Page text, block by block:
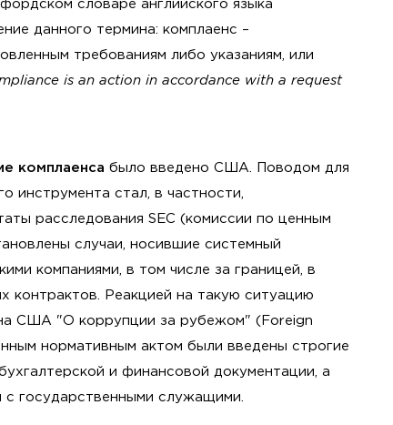
словаре английского языка
данного термина: комплаенс –
требованиям либо указаниям, или
is an action in accordance with a request
комплаенса было введено США. Поводом для
инструмента стал, в частности,
расследования SEC (комиссии по ценным
случаи, носившие системный
компаниями, в том числе за границей, в
контрактов. Реакцией на такую ситуацию
США "О коррупции за рубежом" (Foreign
нормативным актом были введены строгие
и финансовой документации, а
государственными служащими.